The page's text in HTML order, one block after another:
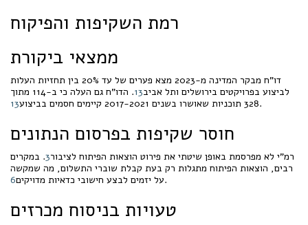
רמת השקיפות והפיקוח
ממצאי ביקורת
דו"ח מבקר המדינה מ-2023 מצא פערים של עד 20% בין תחזיות העלות
לביצוע בפרויקטים בירושלים ותל אביב13
. הדו"ח גם העלה כי ב-114 מתוך
328 תוכניות שאושרו בשנים 2017-2021 קיימים חסמים בביצוע
13 .
חוסר שקיפות בפרסום הנתונים
רמ"י לא מפרסמת באופן שיטתי את פירוט הוצאות הפיתוח לציבור3. במקרים
רבים, הוצאות הפיתוח מתגלות רק בעת קבלת שוברי התשלום, מה שמקשה
על יזמים לבצע חישובי כדאיות מדויקים6 .
טעויות בניסוח מכרזים